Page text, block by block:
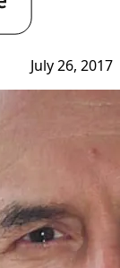
July 26, 2017